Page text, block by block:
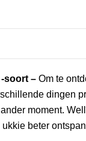
soort – Om te
dingen
moment.
beter